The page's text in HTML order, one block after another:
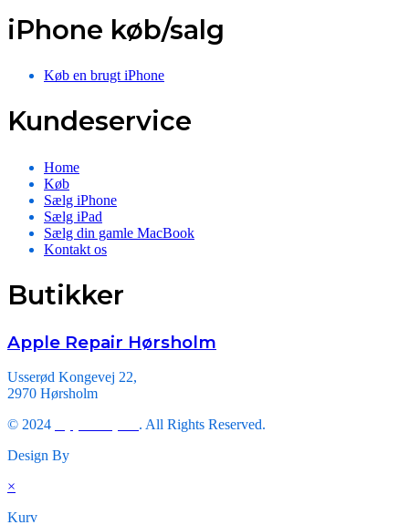
iPhone køb/salg
Køb en brugt iPhone
Kundeservice
Home
Køb
Sælg iPhone
Sælg iPad
Sælg din gamle MacBook
Kontakt os
Butikker
Apple Repair Hørsholm
Usserød Kongevej 22,
2970 Hørsholm
© 2024
. All Rights Reserved.
Design By
×
Kurv